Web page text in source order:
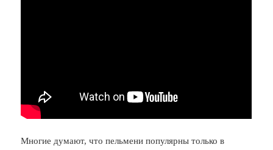
Многие думают, что пельмени популярны только в